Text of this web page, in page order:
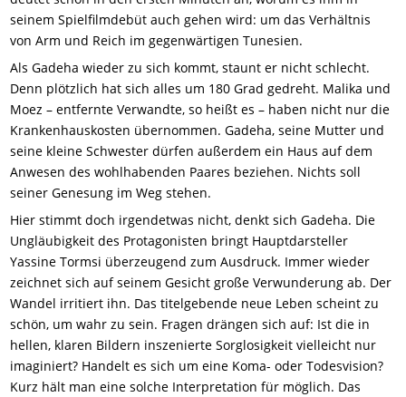
seinem Spielfilmdebüt auch gehen wird: um das Verhältnis
von Arm und Reich im gegenwärtigen Tunesien.
Als Gadeha wieder zu sich kommt, staunt er nicht schlecht.
Denn plötzlich hat sich alles um 180 Grad gedreht. Malika und
Moez – entfernte Verwandte, so heißt es – haben nicht nur die
Krankenhauskosten übernommen. Gadeha, seine Mutter und
seine kleine Schwester dürfen außerdem ein Haus auf dem
Anwesen des wohlhabenden Paares beziehen. Nichts soll
seiner Genesung im Weg stehen.
Hier stimmt doch irgendetwas nicht, denkt sich Gadeha. Die
Ungläubigkeit des Protagonisten bringt Hauptdarsteller
Yassine Tormsi überzeugend zum Ausdruck. Immer wieder
zeichnet sich auf seinem Gesicht große Verwunderung ab. Der
Wandel irritiert ihn. Das titelgebende neue Leben scheint zu
schön, um wahr zu sein. Fragen drängen sich auf: Ist die in
hellen, klaren Bildern inszenierte Sorglosigkeit vielleicht nur
imaginiert? Handelt es sich um eine Koma- oder Todesvision?
Kurz hält man eine solche Interpretation für möglich. Das